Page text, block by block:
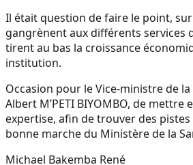
Il était question de faire le point,
gangrènent aux différents services
tirent au bas la croissance
institution.
Occasion pour le Vice-ministre de
Albert M’PETI BIYOMBO, de mettre
expertise, afin de trouver des
bonne marche du Ministère de la
Michael Bakemba René